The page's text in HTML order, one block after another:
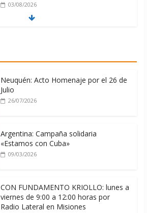
03/08/2026
04/08/2026
Neuquén: Acto Homenaje por el 26 de
Julio
26/07/2026
Argentina: Campaña solidaria
«Estamos con Cuba»
09/03/2026
CON FUNDAMENTO KRIOLLO: lunes a
viernes de 9:00 a 12:00 horas por
Radio Lateral en Misiones